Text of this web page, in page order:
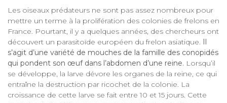
Les oiseaux prédateurs ne sont pas assez nombreux pour
mettre un terme à la prolifération des colonies de frelons en
France. Pourtant, il y a quelques années, des chercheurs ont
découvert un parasitoïde européen du frelon asiatique. Il
s’agit d’une variété de mouches de la famille des conopidés
qui pondent son œuf dans l’abdomen d’une reine. Lorsqu’il
se développe, la larve dévore les organes de la reine, ce qui
entraîne la destruction par ricochet de la colonie. La
croissance de cette larve se fait entre 10 et 15 jours. Cette